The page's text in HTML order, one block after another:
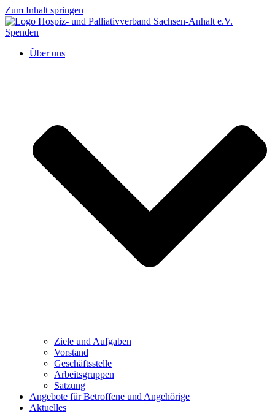
Zum Inhalt springen
Spenden
Über uns
Ziele und Aufgaben
Vorstand
Geschäftsstelle
Arbeitsgruppen
Satzung
Angebote für Betroffene und Angehörige
Aktuelles